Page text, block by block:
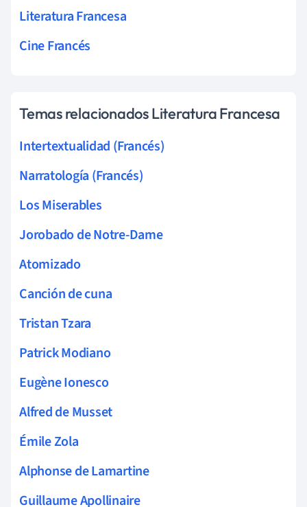
Literatura Francesa
Cine Francés
Temas relacionados Literatura Francesa
Intertextualidad (Francés)
Narratología (Francés)
Los Miserables
Jorobado de Notre-Dame
Atomizado
Canción de cuna
Tristan Tzara
Patrick Modiano
Eugène Ionesco
Alfred de Musset
Émile Zola
Alphonse de Lamartine
Guillaume Apollinaire